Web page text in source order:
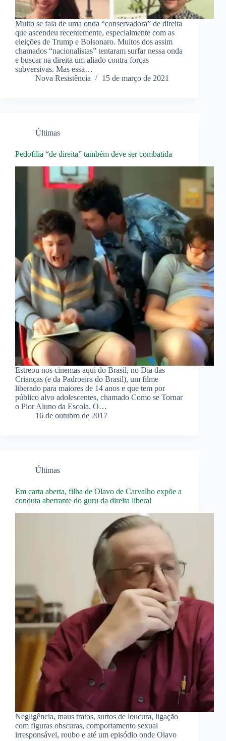
Muito se fala de uma onda “conservadora” de direita
que ascendeu recentemente, especialmente com as
eleições de Trump e Bolsonaro. Muitos dos assim
chamados “nacionalistas” tentaram surfar nessa onda
e buscar na direita um aliado contra forças
subversivas. Mas essa…
Nova Resistência
15 de março de 2021
Últimas
Pedofilia “de direita” também deve ser combatida
Estreou nos cinemas aqui do Brasil, no Dia das
Crianças (e da Padroeira do Brasil), um filme
liberado para maiores de 14 anos e que tem por
público alvo adolescentes, chamado Como se Tornar
o Pior Aluno da Escola. O…
16 de outubro de 2017
Últimas
Em carta aberta, filha de Olavo de Carvalho expõe a
conduta aberrante do guru da direita liberal
Negligência, maus tratos, surtos de loucura, ligação
com figuras obscuras, comportamento sexual
irresponsável, roubo e até um episódio onde Olavo